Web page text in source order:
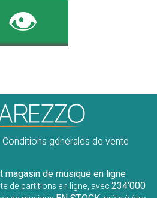
👁️
Conditions générales de vente
magasin de musique en ligne
de partitions en ligne, avec234'000